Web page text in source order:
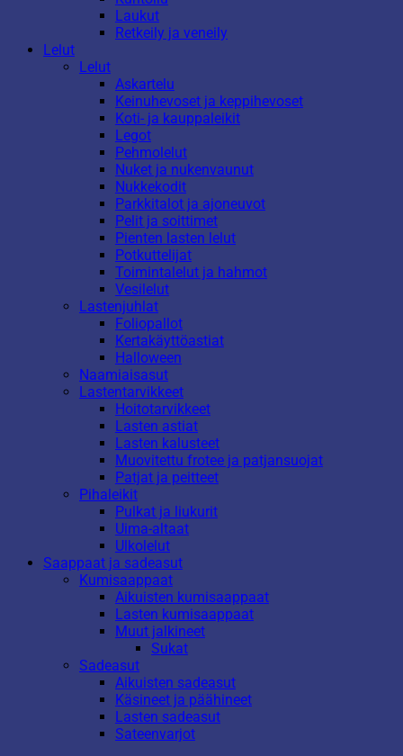
Laukut
Retkeily ja veneily
Lelut
Lelut
Askartelu
Keinuhevoset ja keppihevoset
Koti- ja kauppaleikit
Legot
Pehmolelut
Nuket ja nukenvaunut
Nukkekodit
Parkkitalot ja ajoneuvot
Pelit ja soittimet
Pienten lasten lelut
Potkuttelijat
Toimintalelut ja hahmot
Vesilelut
Lastenjuhlat
Foliopallot
Kertakäyttöastiat
Halloween
Naamiaisasut
Lastentarvikkeet
Hoitotarvikkeet
Lasten astiat
Lasten kalusteet
Muovitettu frotee ja patjansuojat
Patjat ja peitteet
Pihaleikit
Pulkat ja liukurit
Uima-altaat
Ulkolelut
Saappaat ja sadeasut
Kumisaappaat
Aikuisten kumisaappaat
Lasten kumisaappaat
Muut jalkineet
Sukat
Sadeasut
Aikuisten sadeasut
Käsineet ja päähineet
Lasten sadeasut
Sateenvarjot